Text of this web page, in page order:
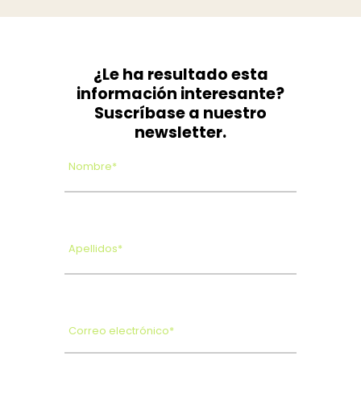
¿Le ha resultado esta
información interesante?
Suscríbase a nuestro
newsletter.
Nombre*
Apellidos*
Correo electrónico*